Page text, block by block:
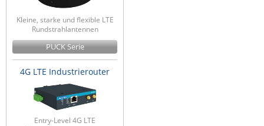
Kleine, starke und flexible LTE
Rundstrahlantennen
PUCK Serie
4G LTE Industrierouter
Entry-Level 4G LTE